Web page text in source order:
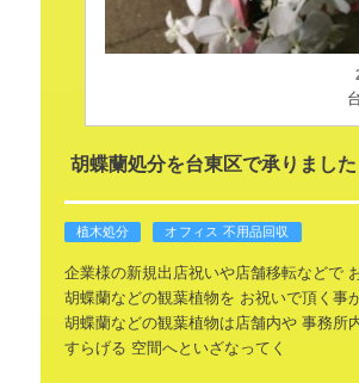
胡蝶蘭処分を台東区で承りました
植木処分 オフィス 不用品回収
企業様の新規出店祝いや店舗移転などで
胡蝶蘭などの観葉植物を お祝いで頂く事
胡蝶蘭などの観葉植物は店舗内や事務所
すらげる 空間へといざなってく